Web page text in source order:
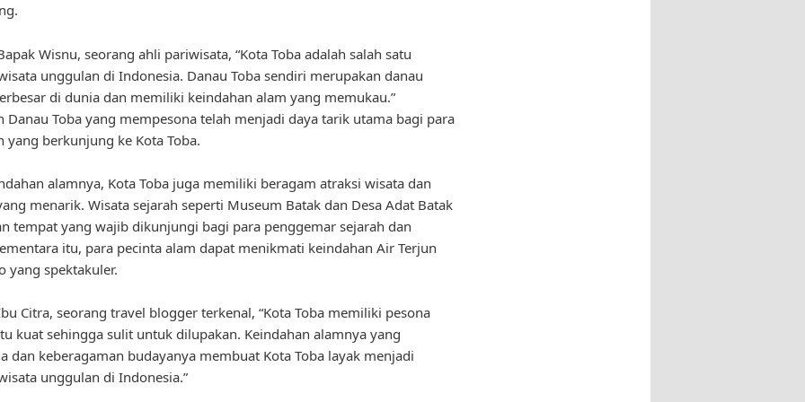
Wisnu, seorang ahli pariwisata, “Kota Toba adalah salah satu
unggulan di Indonesia. Danau Toba sendiri merupakan danau
di dunia dan memiliki keindahan alam yang memukau.”
Danau Toba yang mempesona telah menjadi daya tarik utama bagi para
yang berkunjung ke Kota Toba.
alamnya, Kota Toba juga memiliki beragam atraksi wisata dan
menarik. Wisata sejarah seperti Museum Batak dan Desa Adat Batak
tempat yang wajib dikunjungi bagi para penggemar sejarah dan
itu, para pecinta alam dapat menikmati keindahan Air Terjun
yang spektakuler.
Citra, seorang travel blogger terkenal, “Kota Toba memiliki pesona
kuat sehingga sulit untuk dilupakan. Keindahan alamnya yang
dan keberagaman budayanya membuat Kota Toba layak menjadi
unggulan di Indonesia.”